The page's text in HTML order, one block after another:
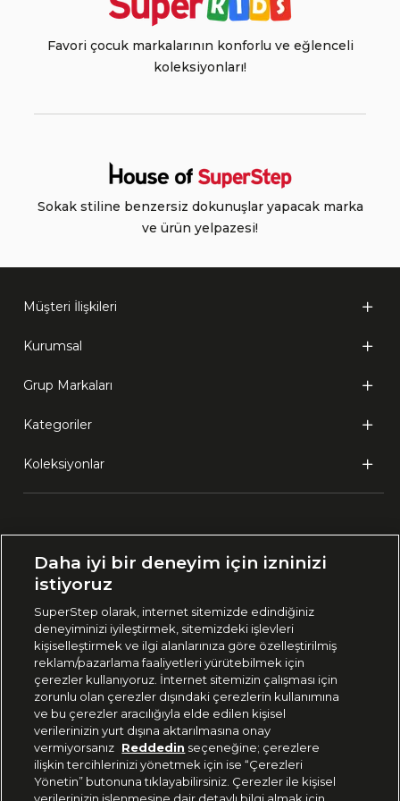
Favori çocuk markalarının konforlu ve eğlenceli
koleksiyonları!
Sokak stiline benzersiz dokunuşlar yapacak marka
ve ürün yelpazesi!
Müşteri İlişkileri
Kurumsal
Grup Markaları
Kategoriler
Koleksiyonlar
🇹🇷 Türkiye
444 37 36
Uygulamadan Takip Edin
Daha iyi bir deneyim için izninizi
istiyoruz
SuperStep olarak, internet sitemizde edindiğiniz
deneyiminizi iyileştirmek, sitemizdeki işlevleri
kişiselleştirmek ve ilgi alanlarınıza göre özelleştirilmiş
reklam/pazarlama faaliyetleri yürütebilmek için
çerezler kullanıyoruz. İnternet sitemizin çalışması için
zorunlu olan çerezler dışındaki çerezlerin kullanımına
ve bu çerezler aracılığıyla elde edilen kişisel
verilerinizin yurt dışına aktarılmasına onay
vermiyorsanız Reddedin seçeneğine; çerezlere
ilişkin tercihlerinizi yönetmek için ise “Çerezleri
Yönetin” butonuna tıklayabilirsiniz. Çerezler ile kişisel